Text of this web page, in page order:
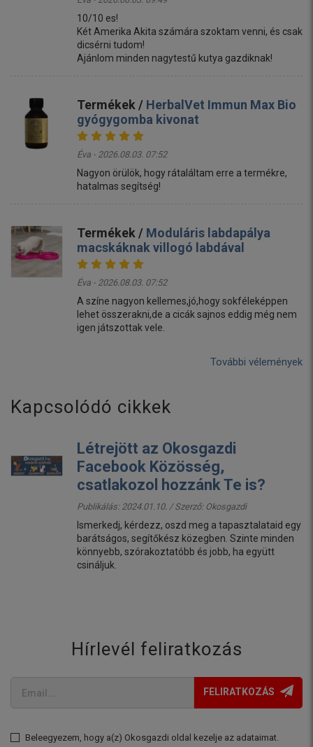
10/10 es!
Két Amerika Akita számára szoktam venni, és csak
dicsérni tudom!
Ajánlom minden nagytestű kutya gazdiknak!
Termékek / HerbalVet Immun Max Bio
gyógygomba kivonat
Éva - 2026.08.03. 07:52
Nagyon örülök, hogy rátaláltam erre a termékre,
hatalmas segítség!
Termékek / Moduláris labdapálya
macskáknak villogó labdával
Éva - 2026.08.03. 07:52
A színe nagyon kellemes,jó,hogy sokféleképpen
lehet összerakni,de a cicák sajnos eddig még nem
igen játszottak vele.
További vélemények
Kapcsolódó cikkek
Létrejött az Okosgazdi
Facebook Közösség,
csatlakozol hozzánk Te is?
Publikálás: 2024.01.10. / Szerző: Okosgazdi
Ismerkedj, kérdezz, oszd meg a tapasztalataid egy
barátságos, segítőkész közegben. Szinte minden
könnyebb, szórakoztatóbb és jobb, ha együtt
csináljuk.
Hírlevél feliratkozás
FELIRATKOZÁS
Beleegyezem, hogy a(z) Okosgazdi oldal kezelje az adataimat.